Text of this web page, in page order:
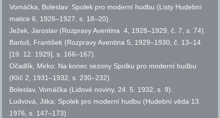
Vomáčka, Boleslav: Spolek pro moderní hudbu (Listy Hudební
matice 6, 1926–1927, s. 18–20).
Ježek, Jaroslav (Rozpravy Aventina 4, 1928–1929,č. 7, s. 74).
Bartoš, František (Rozpravy Aventina 5, 1929–1930,č. 13–14
[19. 12. 1929], s. 166–167).
Očadlík, Mirko: Na konec sezony Spolku pro moderní hudbu
(Klíč 2, 1931–1932, s. 230–232).
Boleslav, Vomáčka (Lidové noviny, 24. 5. 1932, s. 9).
Ludvová, Jitka: Spolek pro moderní hudbu (Hudební věda 13,
1976, s. 147–173).